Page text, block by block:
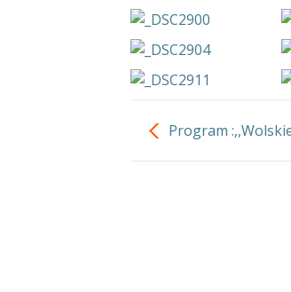
Program